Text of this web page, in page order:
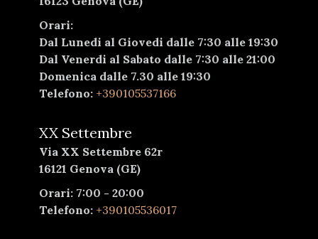
Orari:
Dal Lunedi al Giovedi dalle 7:30 alle 19:30
Dal Venerdi al Sabato dalle 7:30 alle 21:00
Domenica dalle 7.30 alle 19:30
Telefono: +390105537166
XX Settembre
Via XX Settembre 62r
16121 Genova (GE)
Orari: 7:00 - 20:00
Telefono: +390105536017